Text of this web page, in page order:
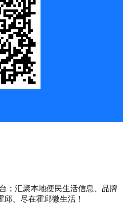
；汇聚本地便民生活信息、品牌
、尽在霍邱微生活！